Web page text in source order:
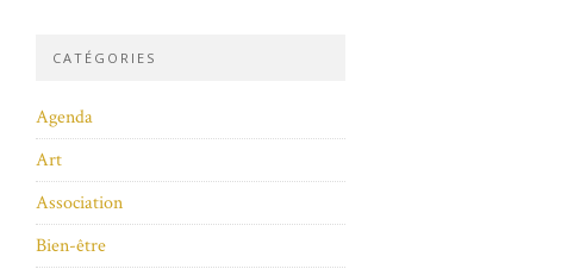
CATÉGORIES
Agenda
Art
Association
Bien-être